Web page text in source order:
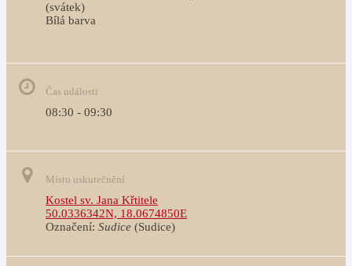
(svátek)
Bílá barva
Čas události
08:30 - 09:30
Místo uskutečnění
Kostel sv. Jana Křtitele
50.0336342N, 18.0674850E
Označení: Sudice (Sudice)